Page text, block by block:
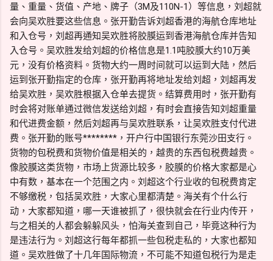
量、重量、货值、产地、牌子（3M及110N-1）等信息，刘超就
会向吴欢胜要这些信息。张开勤告诉刘超香港的海航仓库地址
和入仓号，刘超再通知吴欢胜将胶膜运到香港海航仓库并告知
入仓号。吴欢胜发给刘超的价格信息是1.1吨胶膜大约10万美
元，没有价格资料。货物大约一周时间就可以运到大陆，然后
运到张开勤指定的仓库，张开勤再将地址发给刘超，刘超再发
给吴欢胜，吴欢胜根据入仓单去提货。结算费用时，张开勤有
时会将对账单通过微信发送给刘超，有时会直接告知刘超重量
和代进费金额，然后刘超再与吴欢胜联系，让吴欢胜支付代进
费。张开勤的账号********，开户行中国银行东莞沙田支行。
货物的包税费和货物价值是相关的，越贵的东西包税费越贵。
像胶膜这类货物，市场上货源比较多，胶膜的价格大家都是心
中有数，基本在一个范围之内。刘超这个行业收的包税费肯定
不够缴税，包括吴欢胜，大家心里都清楚。海关有个什么行
动，大家都知道，哪一天谁被抓了，很快就会在行业内传开，
与之相关的人都会躲躲风头，怕海关查到自己，毕竟这种行为
是违法行为。刘超这行每年都抓一些包税走私的，大家也都知
道。吴欢胜做了十几年国际物流，不可能不知道包税行为是走